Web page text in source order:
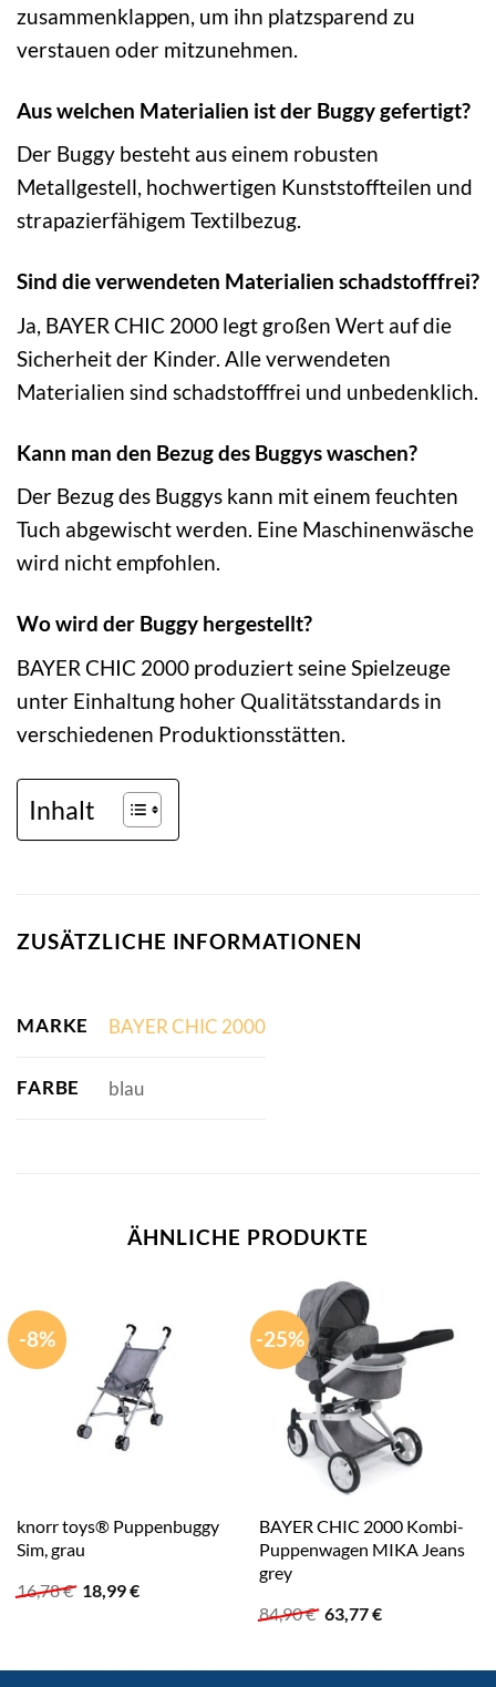
zusammenklappen, um ihn platzsparend zu
verstauen oder mitzunehmen.
Aus welchen Materialien ist der Buggy gefertigt?
Der Buggy besteht aus einem robusten
Metallgestell, hochwertigen Kunststoffteilen und
strapazierfähigem Textilbezug.
Sind die verwendeten Materialien schadstofffrei?
Ja, BAYER CHIC 2000 legt großen Wert auf die
Sicherheit der Kinder. Alle verwendeten
Materialien sind schadstofffrei und unbedenklich.
Kann man den Bezug des Buggys waschen?
Der Bezug des Buggys kann mit einem feuchten
Tuch abgewischt werden. Eine Maschinenwäsche
wird nicht empfohlen.
Wo wird der Buggy hergestellt?
BAYER CHIC 2000 produziert seine Spielzeuge
unter Einhaltung hoher Qualitätsstandards in
verschiedenen Produktionsstätten.
Inhalt
ZUSÄTZLICHE INFORMATIONEN
MARKE BAYER CHIC 2000
FARBE blau
ÄHNLICHE PRODUKTE
-8%
knorr toys® Puppenbuggy
Sim, grau
16,78€ Ursprünglicher
18,99€Aktueller
-25%
BAYER CHIC 2000 Kombi-
Puppenwagen MIKA Jeans
grey
84,90€ Ursprünglicher
84,90 €
63,77€Aktueller
63,77 €.